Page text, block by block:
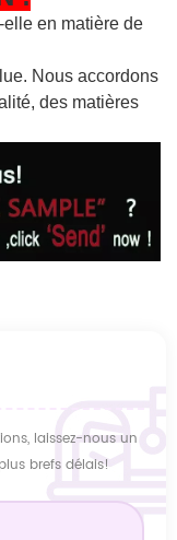
en matière de
Nous accordons
des matières
laissez-nous un
brefs délais!